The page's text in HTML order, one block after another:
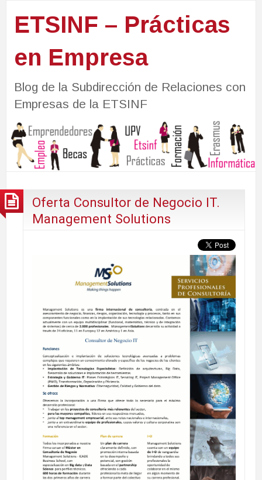
ETSINF – Prácticas
en Empresa
Blog de la Subdirección de Relaciones con
Empresas de la ETSINF
Oferta Consultor de Negocio IT.
Management Solutions